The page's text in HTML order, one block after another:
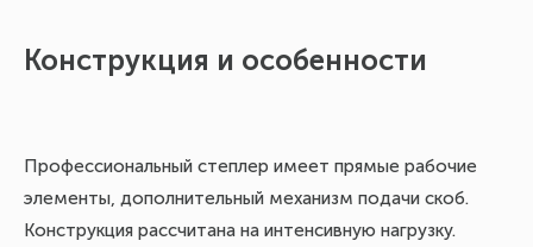
Конструкция и особенности
Профессиональный степлер имеет прямые рабочие
элементы, дополнительный механизм подачи скоб.
Конструкция рассчитана на интенсивную нагрузку.